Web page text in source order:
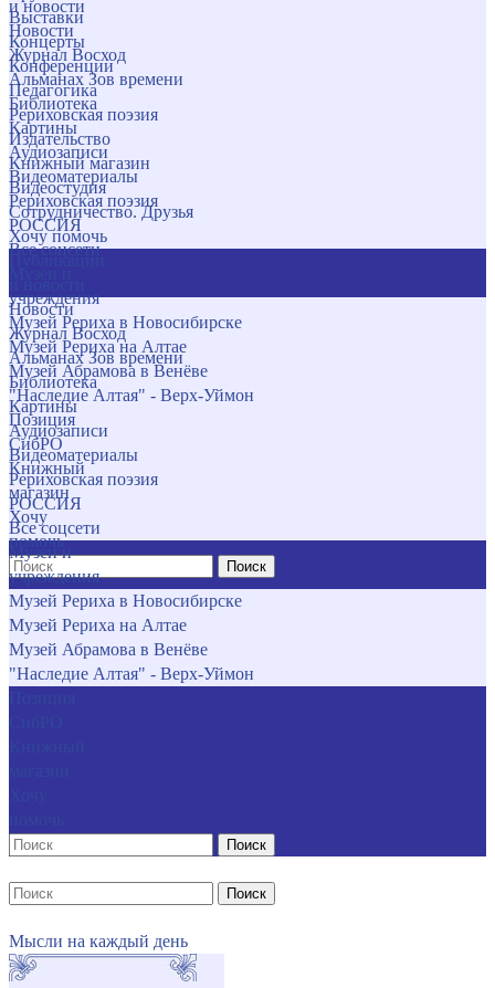
и новости
Новости
Журнал Восход
Альманах Зов времени
Библиотека
Картины
Аудиозаписи
Видеоматериалы
Рериховская поэзия
РОССИЯ
Все соцсети
учреждения
Музей Рериха в Новосибирске
Музей Рериха на Алтае
Музей Абрамова в Венёве
"Наследие Алтая" - Верх-Уймон
Позиция
СибРО
Книжный
магазин
Хочу
помочь
Поиск
Выставки
Концерты
Конференции
Педагогика
Рериховская поэзия
Издательство
Книжный магазин
Видеостудия
Сотрудничество. Друзья
Хочу помочь
Новости
Журнал Восход
Альманах Зов времени
Библиотека
Картины
Аудиозаписи
Видеоматериалы
Рериховская поэзия
РОССИЯ
Все соцсети
Музеи и
учреждения
Музей Рериха в Новосибирске
Музей Рериха на Алтае
Музей Абрамова в Венёве
"Наследие Алтая" - Верх-Уймон
Поиск
Поиск
Мысли на каждый день